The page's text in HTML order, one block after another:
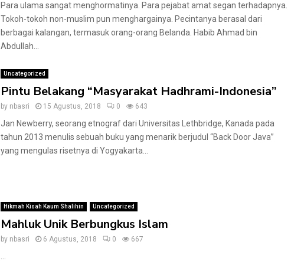
Para ulama sangat menghormatinya. Para pejabat amat segan terhadapnya.
Tokoh-tokoh non-muslim pun menghargainya. Pecintanya berasal dari
berbagai kalangan, termasuk orang-orang Belanda. Habib Ahmad bin
Abdullah...
Uncategorized
Pintu Belakang “Masyarakat Hadhrami-Indonesia”
by nbasri 15 Agustus, 2018 0 643
Jan Newberry, seorang etnograf dari Universitas Lethbridge, Kanada pada
tahun 2013 menulis sebuah buku yang menarik berjudul “Back Door Java”
yang mengulas risetnya di Yogyakarta...
Hikmah Kisah Kaum Shalihin Uncategorized
Mahluk Unik Berbungkus Islam
by nbasri 6 Agustus, 2018 0 667